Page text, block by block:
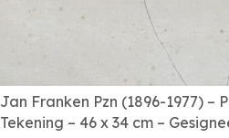
Jan Franken Pzn (1896-1977) –
Tekening – 46 x 34 cm –